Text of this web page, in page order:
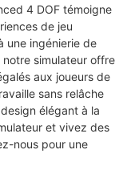
4 DOF témoigne
de jeu
une ingénierie de
simulateur offre
aux joueurs de
sans relâche
élégant à la
et vivez des
nous pour une